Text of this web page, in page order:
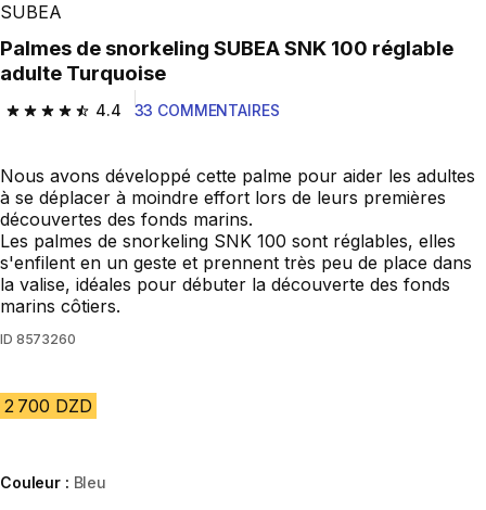
SUBEA
Palmes de snorkeling SUBEA SNK 100 réglable
adulte Turquoise
4.4
4.4 out of 5 stars from 33 reviews
33 COMMENTAIRES
Nous avons développé cette palme pour aider les adultes
à se déplacer à moindre effort lors de leurs premières
découvertes des fonds marins.
Les palmes de snorkeling SNK 100 sont réglables, elles
s'enfilent en un geste et prennent très peu de place dans
la valise, idéales pour débuter la découverte des fonds
marins côtiers.
ID 8573260
2 700 DZD
Couleur : Bleu